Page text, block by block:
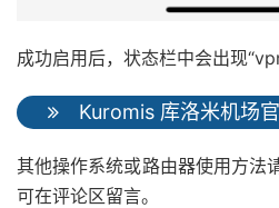
成功启用后，状态栏中会出现
Kuromis 库洛米机场
其他操作系统或路由器使用方法
可在评论区留言。